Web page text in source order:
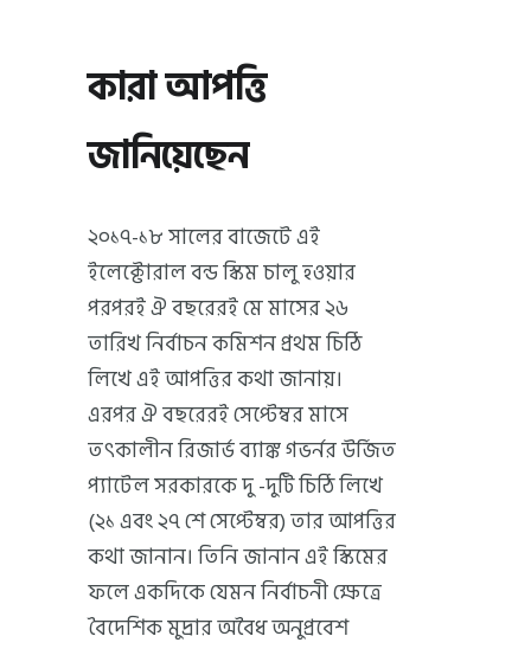
কারা আপত্তি
জানিয়েছেন
২০১৭-১৮ সালের বাজেটে এই
ইলেক্টোরাল বন্ড স্কিম চালু হওয়ার
পরপরই ঐ বছরেরই মে মাসের ২৬
তারিখ নির্বাচন কমিশন প্রথম চিঠি
লিখে এই আপত্তির কথা জানায়।
এরপর ঐ বছরেরই সেপ্টেম্বর মাসে
তৎকালীন রিজার্ভ ব্যাঙ্ক গভর্নর উর্জিত
প্যাটেল সরকারকে দু -দুটি চিঠি লিখে
(২১ এবং ২৭ শে সেপ্টেম্বর) তার আপত্তির
কথা জানান। তিনি জানান এই স্কিমের
ফলে একদিকে যেমন নির্বাচনী ক্ষেত্রে
বৈদেশিক মুদ্রার অবৈধ অনুপ্রবেশ